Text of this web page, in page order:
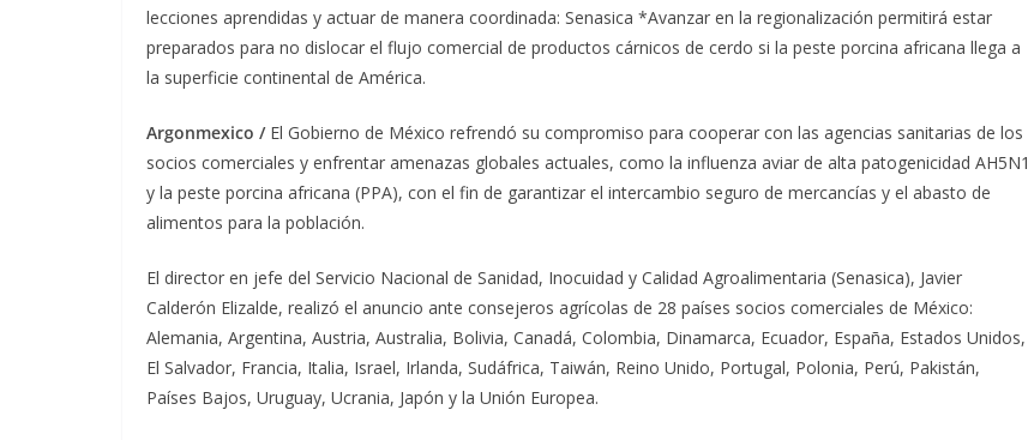
lecciones aprendidas y actuar de manera coordinada: Senasica *Avanzar en la regionalización permitirá estar
preparados para no dislocar el flujo comercial de productos cárnicos de cerdo si la peste porcina africana llega a
la superficie continental de América.
Argonmexico / El Gobierno de México refrendó su compromiso para cooperar con las agencias sanitarias de los
socios comerciales y enfrentar amenazas globales actuales, como la influenza aviar de alta patogenicidad AH5N1
y la peste porcina africana (PPA), con el fin de garantizar el intercambio seguro de mercancías y el abasto de
alimentos para la población.
El director en jefe del Servicio Nacional de Sanidad, Inocuidad y Calidad Agroalimentaria (Senasica), Javier
Calderón Elizalde, realizó el anuncio ante consejeros agrícolas de 28 países socios comerciales de México:
Alemania, Argentina, Austria, Australia, Bolivia, Canadá, Colombia, Dinamarca, Ecuador, España, Estados Unidos,
El Salvador, Francia, Italia, Israel, Irlanda, Sudáfrica, Taiwán, Reino Unido, Portugal, Polonia, Perú, Pakistán,
Países Bajos, Uruguay, Ucrania, Japón y la Unión Europea.